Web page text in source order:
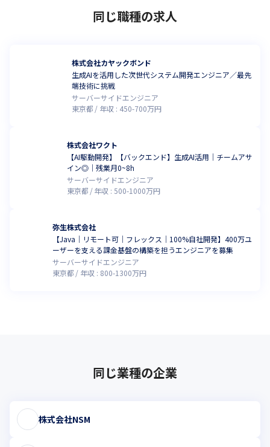
同じ職種の求人
株式会社カヤックボンド
生成AIを活用した次世代システム開発エンジニア／最先
端技術に挑戦
サーバーサイドエンジニア
東京都
年収 : 450-700万円
株式会社ワクト
【AI駆動開発】【バックエンド】生成AI活用｜チームアサ
イン◎｜残業月0~8h
サーバーサイドエンジニア
東京都
年収 :500-1000万円
弥生株式会社
【Java｜リモート可｜フレックス｜100%自社開発】400万ユ
ーザーを支える課金基盤の構築を担うエンジニアを募集
サーバーサイドエンジニア
東京都
年収 : 800-1300万円
同じ業種の企業
株式会社NSM